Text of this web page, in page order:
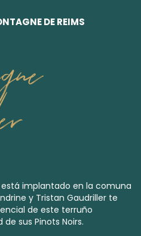
DE REIMS
implantado en la comuna
y Tristan Gaudriller te
de este terruño
sus Pinots Noirs.